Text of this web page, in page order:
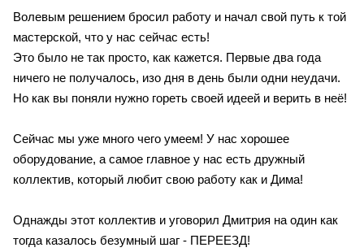
Волевым решением бросил работу и начал свой путь к той
мастерской, что у нас сейчас есть!
Это было не так просто, как кажется. Первые два года
ничего не получалось, изо дня в день были одни неудачи.
Но как вы поняли нужно гореть своей идеей и верить в неё!
Сейчас мы уже много чего умеем! У нас хорошее
оборудование, а самое главное у нас есть дружный
коллектив, который любит свою работу как и Дима!
Однажды этот коллектив и уговорил Дмитрия на один как
тогда казалось безумный шаг - ПЕРЕЕЗД!